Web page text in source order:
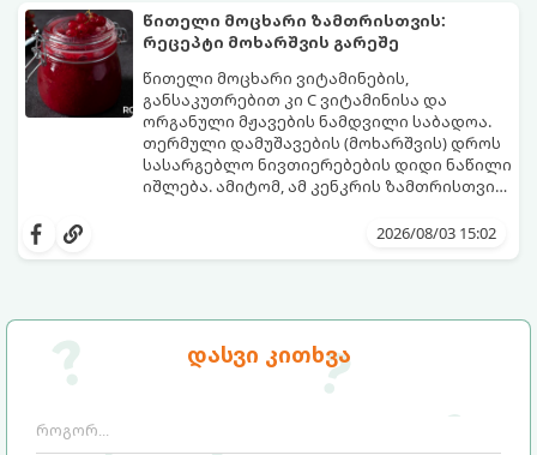
დასვი კითხვა
პორცია
წითელი მოცხარი ზამთრისთვის:
რეცეპტი მოხარშვის გარეშე
წითელი მოცხარი ვიტამინების,
განსაკუთრებით კი C ვიტამინისა და
ორგანული მჟავების ნამდვილი საბადოა.
თერმული დამუშავების (მოხარშვის) დროს
სასარგებლო ნივთიერებების დიდი ნაწილი
იშლება. ამიტომ, ამ კენკრის ზამთრისთვის
მომზადებაა - მოხარშვის გარეშე.
ბუნებრივ, კაშკაშა გემოს, არომატს და
2026/08/03 15:02